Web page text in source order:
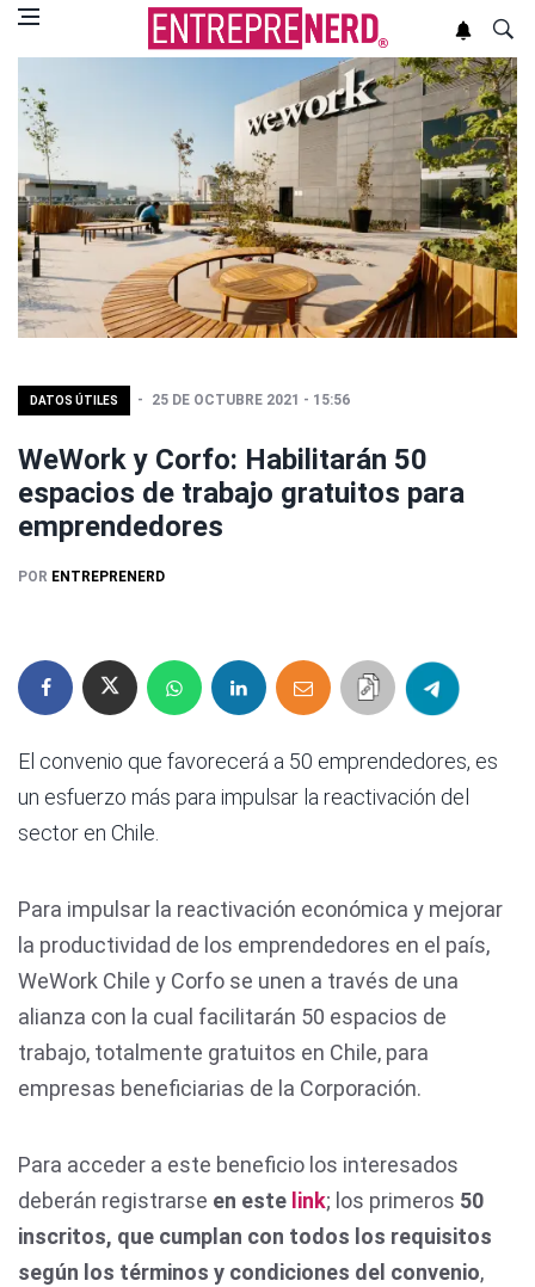
DATOS ÚTILES 25 DE OCTUBRE 2021 - 15:56
WeWork y Corfo: Habilitarán 50
espacios de trabajo gratuitos para
emprendedores
POR ENTREPRENERD
El convenio que favorecerá a 50 emprendedores, es
un esfuerzo más para impulsar la reactivación del
sector en Chile.
Para impulsar la reactivación económica y mejorar
la productividad de los emprendedores en el país,
WeWork Chile y Corfo se unen a través de una
alianza con la cual facilitarán 50 espacios de
trabajo, totalmente gratuitos en Chile, para
empresas beneficiarias de la Corporación.
Para acceder a este beneficio los interesados
deberán registrarse en este link; los primeros 50
inscritos, que cumplan con todos los requisitos
según los términos y condiciones del convenio,